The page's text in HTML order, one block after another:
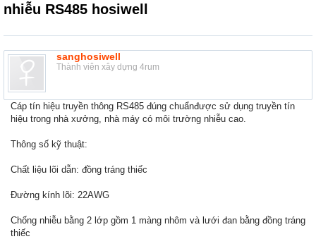
nhiễu RS485 hosiwell
sanghosiwell
Thành viên xây dựng 4rum
Cáp tín hiệu truyền thông RS485 đúng chuẩnđược sử dụng truyền tín
hiệu trong nhà xưởng, nhà máy có môi trường nhiễu cao.
Thông số kỹ thuật:
Chất liệu lõi dẫn: đồng tráng thiếc
Đường kính lõi: 22AWG
Chống nhiễu bằng 2 lớp gồm 1 màng nhôm và lưới đan bằng đồng tráng
thiếc